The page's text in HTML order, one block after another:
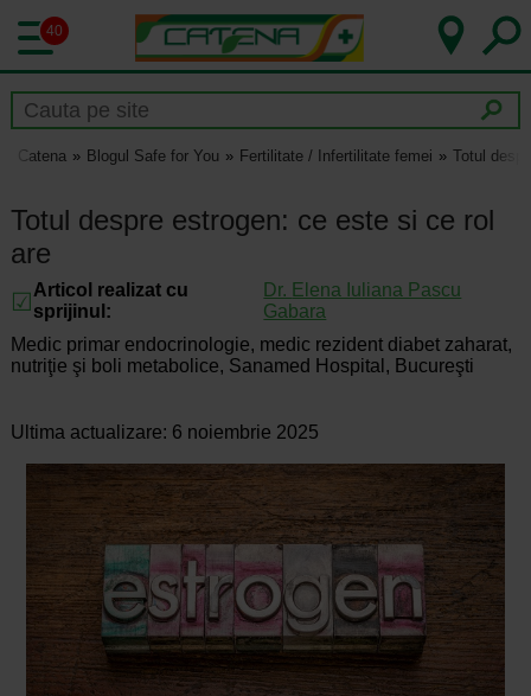
40
Catena Blogul Safe for You Fertilitate / Infertilitate femei Totul
Totul despre estrogen: ce este si ce rol
are
Articol realizat cu
sprijinul:
Dr. Elena Iuliana Pascu
Gabara
Medic primar endocrinologie, medic rezident diabet zaharat,
nutriţie şi boli metabolice, Sanamed Hospital, Bucureşti
Ultima actualizare: 6 noiembrie 2025